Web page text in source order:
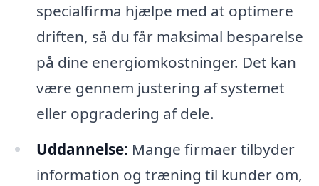
specialfirma hjælpe med at optimere
driften, så du får maksimal besparelse
på dine energiomkostninger. Det kan
være gennem justering af systemet
eller opgradering af dele.
Uddannelse: Mange firmaer tilbyder
information og træning til kunder om,